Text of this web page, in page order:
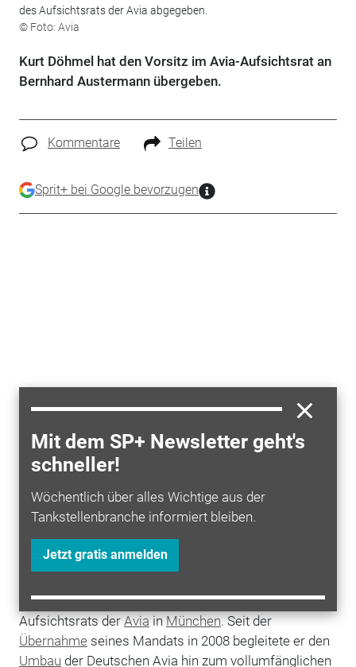
des Aufsichtsrats der Avia abgegeben.
© Foto: Avia
Kurt Döhmel hat den Vorsitz im Avia-Aufsichtsrat an
Bernhard Austermann übergeben.
Kommentare Teilen
Sprit+ bei Google bevorzugen
Mit dem SP+ Newsletter geht's
schneller!
Wöchentlich über alles Wichtige aus der
Tankstellenbranche informiert bleiben.
Jetzt gratis anmelden
seine langjährige Tätigkeit als Vorsitzender des
Aufsichtsrats derAviainMünchen. Seit der
Übernahme seines Mandats in 2008 begleitete er den
Umbau der Deutschen Avia hin zum vollumfänglichen